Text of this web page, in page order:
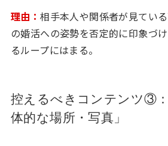
理由：相手本人や関係者が見てい
の婚活への姿勢を否定的に印象づ
るループにはまる。
控えるべきコンテンツ③
体的な場所・写真」